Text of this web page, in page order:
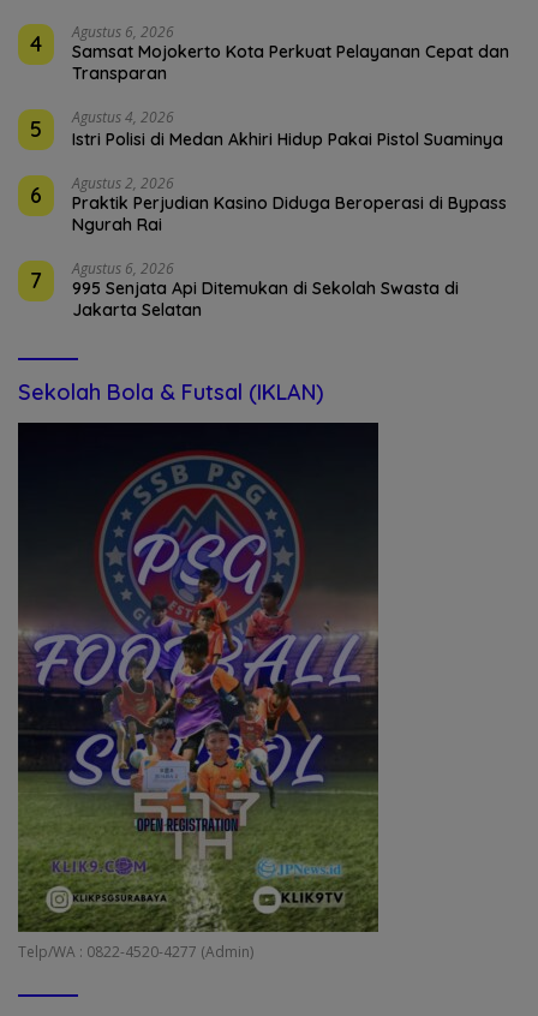
4 Agustus 6, 2026
Samsat Mojokerto Kota Perkuat Pelayanan Cepat dan
Transparan
5 Agustus 4, 2026
Istri Polisi di Medan Akhiri Hidup Pakai Pistol Suaminya
6 Agustus 2, 2026
Praktik Perjudian Kasino Diduga Beroperasi di Bypass
Ngurah Rai
7 Agustus 6, 2026
995 Senjata Api Ditemukan di Sekolah Swasta di
Jakarta Selatan
Sekolah Bola & Futsal (IKLAN)
Telp/WA : 0822-4520-4277 (Admin)